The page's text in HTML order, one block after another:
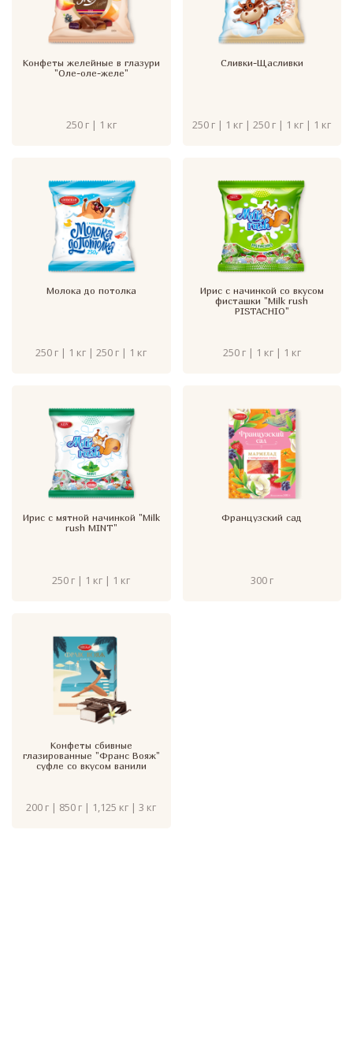
Конфеты желейные в глазури
"Оле-оле-желе"
250 г | 1 кг
Сливки-Щасливки
250 г | 1 кг | 250 г | 1 кг | 1 кг
Молока до потолка
250 г | 1 кг | 250 г | 1 кг
Ирис с начинкой со вкусом
фисташки "Milk rush
PISTACHIO"
250 г | 1 кг | 1 кг
Ирис с мятной начинкой "Milk
rush MINT"
250 г | 1 кг | 1 кг
Французский сад
300 г
Конфеты сбивные
глазированные "Франс Вояж"
суфле со вкусом ванили
200 г | 850 г | 1,125 кг | 3 кг